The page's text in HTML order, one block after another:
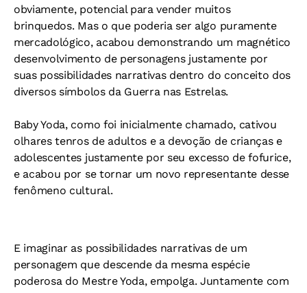
obviamente, potencial para vender muitos
brinquedos. Mas o que poderia ser algo puramente
mercadológico, acabou demonstrando um magnético
desenvolvimento de personagens justamente por
suas possibilidades narrativas dentro do conceito dos
diversos símbolos da Guerra nas Estrelas.
Baby Yoda, como foi inicialmente chamado, cativou
olhares tenros de adultos e a devoção de crianças e
adolescentes justamente por seu excesso de fofurice,
e acabou por se tornar um novo representante desse
fenômeno cultural.
E imaginar as possibilidades narrativas de um
personagem que descende da mesma espécie
poderosa do Mestre Yoda, empolga. Juntamente com